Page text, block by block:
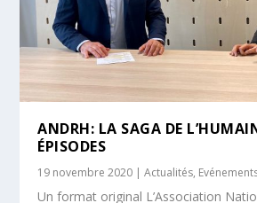
ANDRH: LA SAGA DE
ÉPISODES
19 novembre 2020 |Actualités,
Un format original L’Association